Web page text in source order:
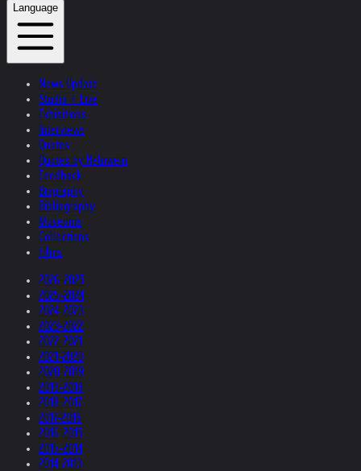
Language
News Update
Studio + Live
Exhibitions
Interviews
Quotes
Quotes by Helnwein
Feedback
Biography
Bibliography
Museums
Collections
Films
2026-2025
2025-2024
2024-2023
2023-2022
2022-2021
2021-2020
2020-2019
2019-2018
2018-2017
2017-2016
2016-2015
2015-2014
2014-2013